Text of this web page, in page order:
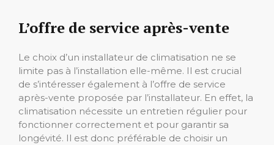
L’offre de service après-vente
Le choix d’un installateur de climatisation ne se
limite pas à l’installation elle-même. Il est crucial
de s’intéresser également à l’offre de service
après-vente proposée par l’installateur. En effet, la
climatisation nécessite un entretien régulier pour
fonctionner correctement et pour garantir sa
longévité. Il est donc préférable de choisir un